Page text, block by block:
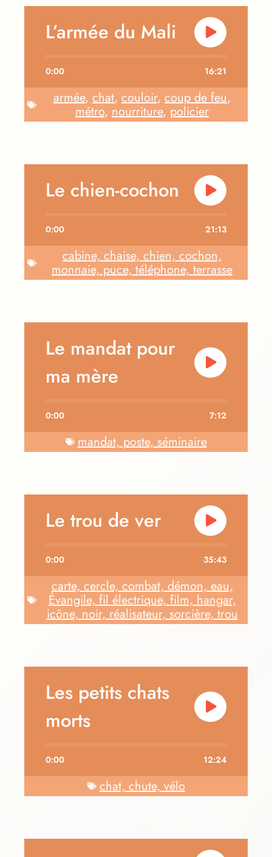
L’armée du Mali
0:00 16:21
armée, chat, couloir, coup de feu,
métro, nourriture, policier
Le chien-cochon
0:00 21:13
cabine, chaise, chien, cochon,
monnaie, puce, téléphone, terrasse
Le mandat pour
ma mère
0:00 7:12
mandat, poste, séminaire
Le trou de ver
0:00 35:43
carte, cercle, combat, démon, eau,
Évangile, fil électrique, film, hangar,
icône, noir, réalisateur, sorcière, trou
Les petits chats
morts
0:00 12:24
chat, chute, vélo